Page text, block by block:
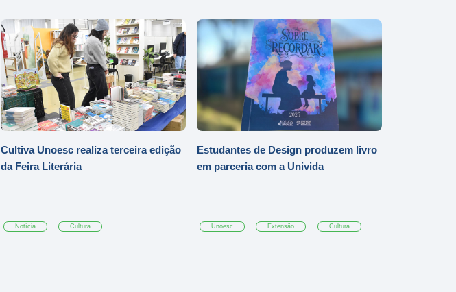
Cultiva Unoesc realiza terceira edição
da Feira Literária
Notícia Cultura
Estudantes de Design produzem livro
em parceria com a Univida
Unoesc Extensão Cultura